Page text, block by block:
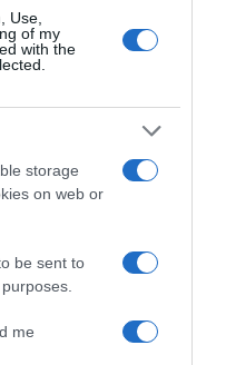
Use,
of my
with the
storage
on web or
be sent to
me